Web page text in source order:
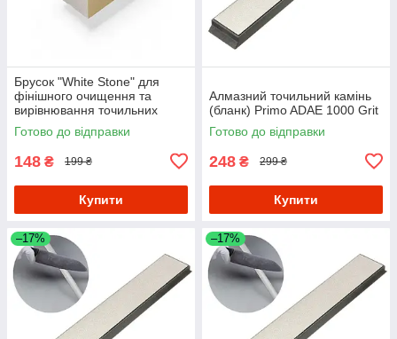
Брусок "White Stone" для
фінішного очищення та
вирівнювання точильних
каменів 320 Grit
Готово до відправки
148 ₴ 199 ₴
Купити
Алмазний точильний камінь
(бланк) Primo ADAE 1000 Grit
Готово до відправки
248 ₴ 299 ₴
Купити
–17% –17%